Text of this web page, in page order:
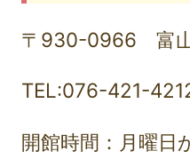
〒930-0966 富山
TEL:076-421-
開館時間：月曜